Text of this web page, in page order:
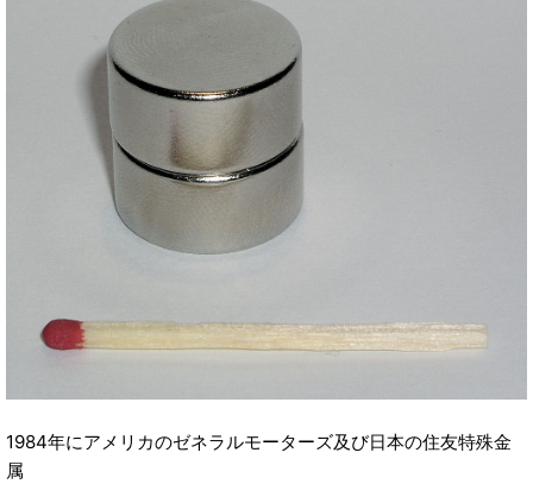
1984年にアメリカのゼネラルモーターズ及び日本の住友特殊金
属